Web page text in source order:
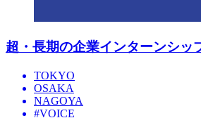
超・長期の企業インターンシッ
TOKYO
OSAKA
NAGOYA
#VOICE